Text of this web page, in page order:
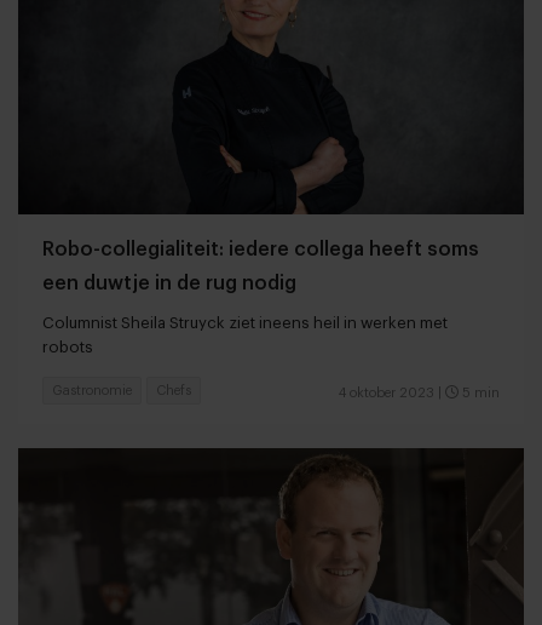
Robo-collegialiteit: iedere collega heeft soms
een duwtje in de rug nodig
Columnist Sheila Struyck ziet ineens heil in werken met
robots
4 oktober 2023 5 min
Gastronomie Chefs